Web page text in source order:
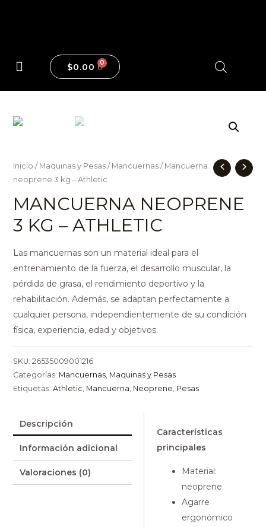
$0.00
Inicio / Maquinas y Pesas/ Mancuernas/ Mancuerna
neoprene 3 kg – Athletic
MANCUERNA NEOPRENE
3 KG – ATHLETIC
Las mancuernas son un material ideal para el
entrenamiento de la fuerza, el desarrollo muscular, la
pérdida de grasa, el rendimiento deportivo y la
rehabilitación. Además, se adaptan perfectamente a
cualquier persona, independientemente de su condición
física, experiencia, edad y objetivos.
SKU: 26535009001216
Categorías: Mancuernas, Maquinas y Pesas
Etiquetas: Athletic, Mancuerna, Neoprene, Pesas
Descripción
Información adicional
Valoraciones (0)
Características
principales
Material:
neoprene.
Agarre
ergonómico